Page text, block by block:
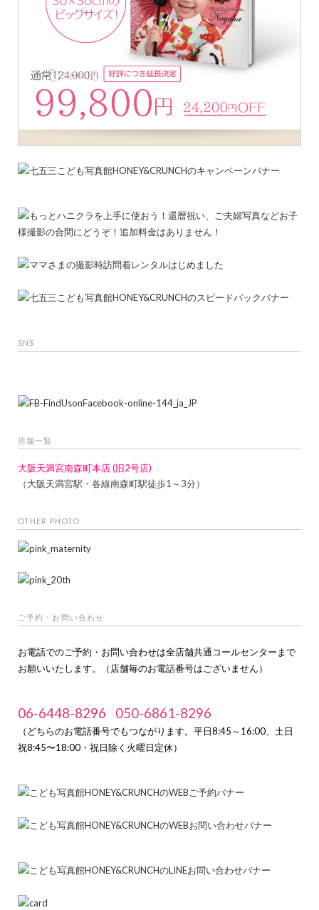
SNS
店舗一覧
大阪天満宮南森町本店 (旧2号店)
（大阪天満宮駅・各線南森町駅徒歩1～3分）
OTHER PHOTO
ご予約・お問い合わせ
お電話でのご予約・お問い合わせは全店舗共通コールセンターまで
お願いいたします。（店舗毎のお電話番号はございません）
06-6448-8296 050-6861-8296
（どちらのお電話番号でもつながります。平日8:45～16:00、土日
祝8:45〜18:00・祝日除く火曜日定休）